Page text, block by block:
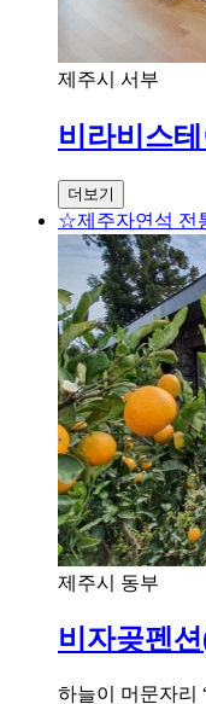
제주시 서부
비라비스
더보기
☆제주자연석 전
제주시 동부
비자곶펜
하늘이 머문자리